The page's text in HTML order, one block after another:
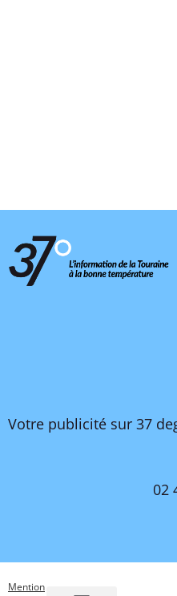
Votre publicité sur 37
02
Mention